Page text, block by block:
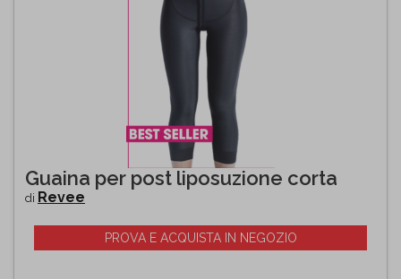
Guaina per post liposuzione corta
di Revee
PROVA E ACQUISTA IN NEGOZIO